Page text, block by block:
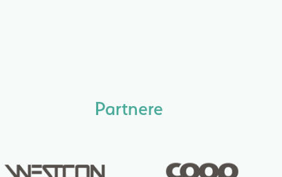
Partnere